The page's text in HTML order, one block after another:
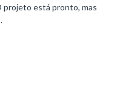
projeto está pronto, mas